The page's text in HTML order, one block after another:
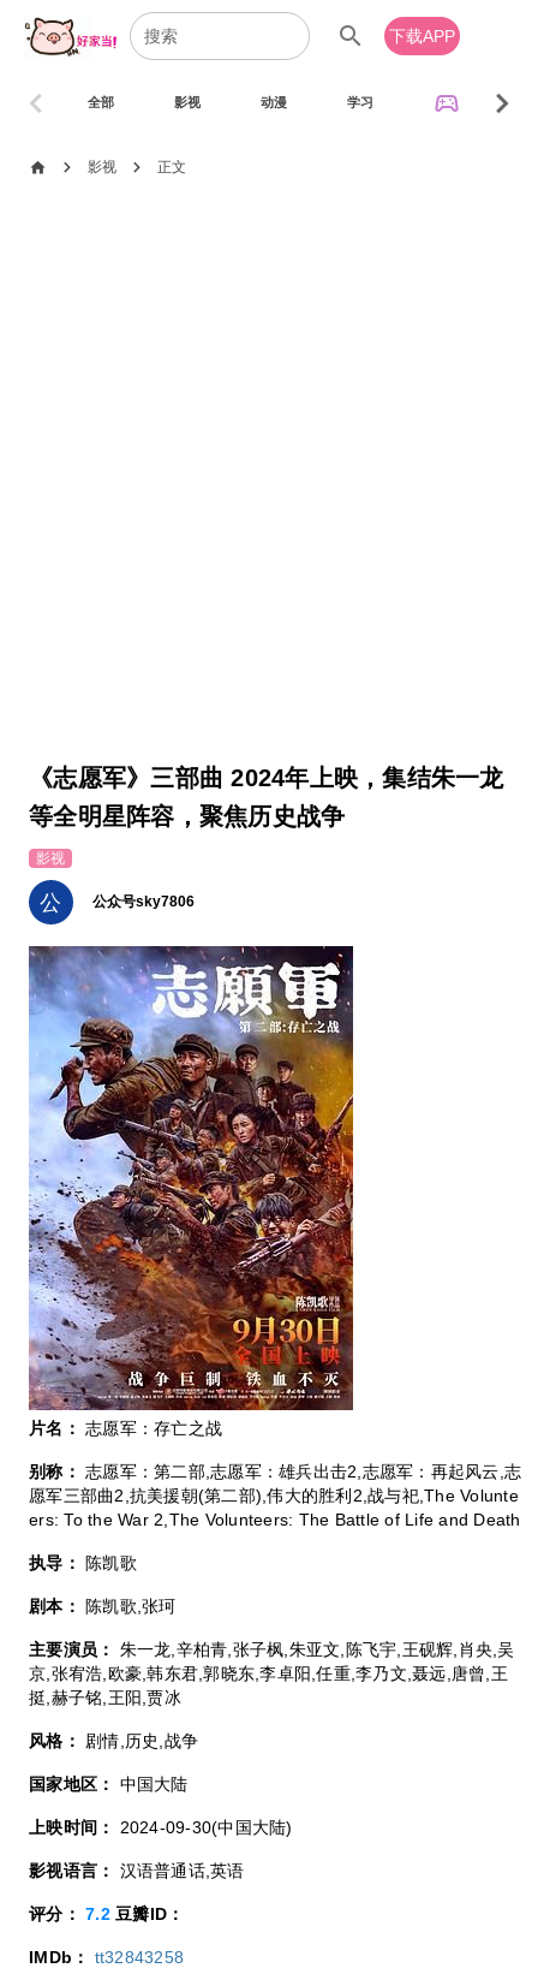
search 下载APP
全部 影视 动漫 学习 sports_esports
chevron_left chevron_right
home chevron_right 影视 chevron_right 正文
《志愿军》三部曲 2024年上映，集结朱一龙
等全明星阵容，聚焦历史战争
影视
公 公众号sky7806
片名：志愿军：存亡之战
别称：志愿军：第二部,志愿军：雄兵出击2,志愿军：再起风云,志
愿军三部曲2,抗美援朝(第二部),伟大的胜利2,战与祀,The Volunte
ers: To the War 2,The Volunteers: The Battle of Life and Death
执导： 陈凯歌
剧本： 陈凯歌,张珂
主要演员： 朱一龙,辛柏青,张子枫,朱亚文,陈飞宇,王砚辉,肖央,吴
京,张宥浩,欧豪,韩东君,郭晓东,李卓阳,任重,李乃文,聂远,唐曾,王
挺,赫子铭,王阳,贾冰
风格： 剧情,历史,战争
国家地区： 中国大陆
上映时间： 2024-09-30(中国大陆)
影视语言： 汉语普通话,英语
评分：7.2 豆瓣ID：
IMDb： tt32843258